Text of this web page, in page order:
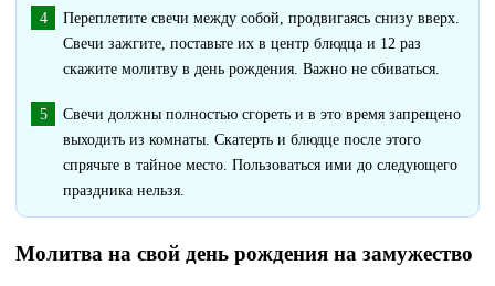
Переплетите свечи между собой, продвигаясь снизу вверх.
Свечи зажгите, поставьте их в центр блюдца и 12 раз
скажите молитву в день рождения. Важно не сбиваться.
Свечи должны полностью сгореть и в это время запрещено
выходить из комнаты. Скатерть и блюдце после этого
спрячьте в тайное место. Пользоваться ими до следующего
праздника нельзя.
Молитва на свой день рождения на замужество